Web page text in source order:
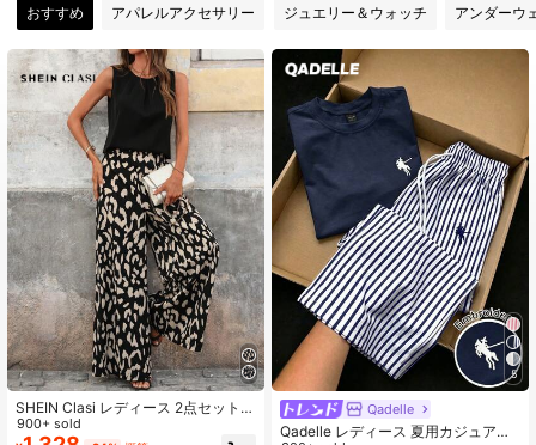
1M フォロワー
4.91 1M フォロワー
4.91 1M フォロワー
4.91 1M フォロワー
4.91 1M フォロワー
おすすめ アパレルアクセサリー ジュエリー＆ウォッチ アンダーウ
SHEIN Clasi レディース 2点セット
レオパード柄ワイドレッグパンツ &
無地キャミソール、夏休みアウトフ
900+ sold
5
Qadelle
Qadelle レディース 夏用カジュアル